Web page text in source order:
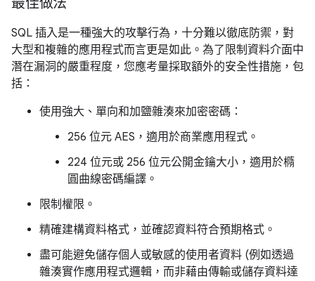
SQL 插入是一種強大的攻擊行為，十分難以徹底防禦，對
大型和複雜的應用程式而言更是如此。為了限制資料介面中
潛在漏洞的嚴重程度，您應考量採取額外的安全性措施，包
括：
使用強大、單向和加鹽雜湊來加密密碼：
256 位元 AES，適用於商業應用程式。
224 位元或 256 位元公開金鑰大小，適用於橢
圓曲線密碼編譯。
限制權限。
精確建構資料格式，並確認資料符合預期格式。
盡可能避免儲存個人或敏感的使用者資料 (例如透過
雜湊實作應用程式邏輯，而非藉由傳輸或儲存資料達